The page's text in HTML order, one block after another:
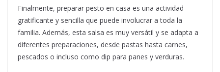
Finalmente, preparar pesto en casa es una actividad
gratificante y sencilla que puede involucrar a toda la
familia. Además, esta salsa es muy versátil y se adapta a
diferentes preparaciones, desde pastas hasta carnes,
pescados o incluso como dip para panes y verduras.